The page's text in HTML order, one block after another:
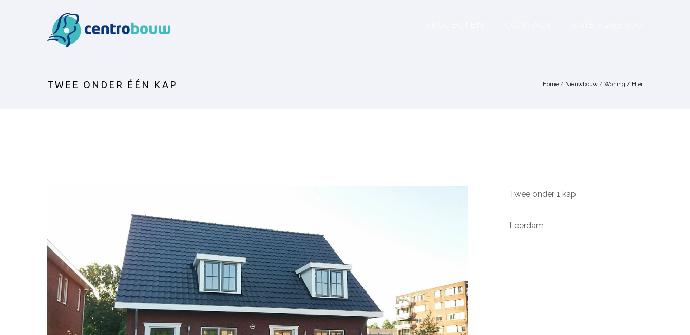
TWEE ONDER ÉÉN KAP Home / Nieuwbouw / Woning / Hier
Twee onder 1 kap
Leerdam